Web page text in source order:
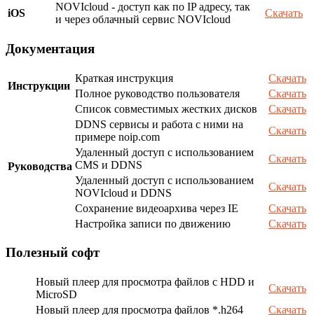
iOS
NOVIcloud - доступ как по IP адресу, так
и через облачный сервис NOVIcloud
Скачать
Документация
Инструкции
Краткая инструкция
Скачать
Полное руководство пользователя
Скачать
Руководства
Список совместимых жестких дисков
Скачать
DDNS сервисы и работа с ними на
примере noip.com
Скачать
Удаленный доступ с использованием
CMS и DDNS
Скачать
Удаленный доступ с использованием
NOVIcloud и DDNS
Скачать
Сохранение видеоархива через IE
Скачать
Настройка записи по движению
Скачать
Полезный софт
Новый плеер для просмотра файлов с HDD и
MicroSD
Скачать
Новый плеер для просмотра файлов *.h264
Скачать